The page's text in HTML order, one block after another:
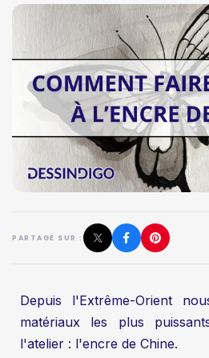
PARTAGE SUR :
Depuis l'Extrême-Orient
matériaux les plus
l'atelier : l'encre de Chine.